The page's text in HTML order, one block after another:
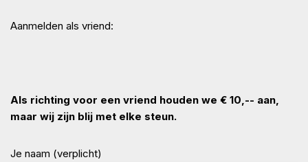
Aanmelden als vriend:
Als richting voor een vriend houden we € 10,-- aan,
maar wij zijn blij met elke steun.
Je naam (verplicht)